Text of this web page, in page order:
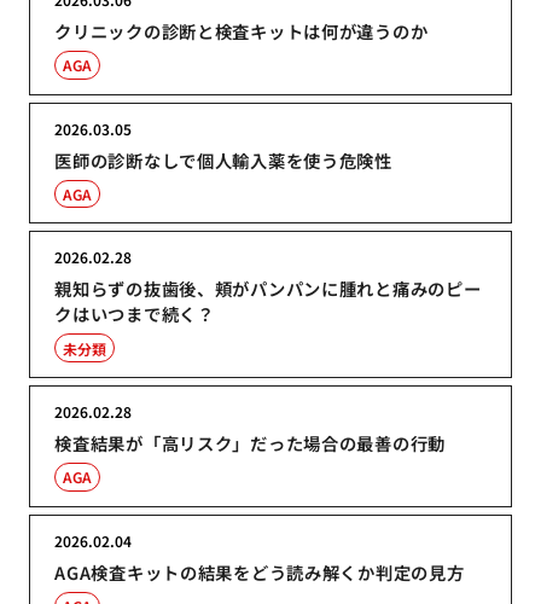
クリニックの診断と検査キットは何が違うのか
AGA
医師の診断なしで個人輸入薬を使う危険性
2026.03.05
AGA
親知らずの抜歯後、頬がパンパンに腫れと痛みのピー
クはいつまで続く？
2026.02.28
未分類
検査結果が「高リスク」だった場合の最善の行動
2026.02.28
AGA
AGA検査キットの結果をどう読み解くか判定の見方
2026.02.04